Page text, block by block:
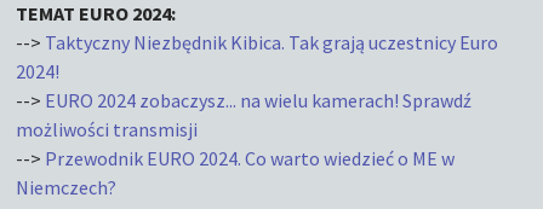
TEMAT EURO 2024:
--> Taktyczny Niezbędnik Kibica. Tak grają uczestnicy Euro
2024!
--> EURO 2024 zobaczysz... na wielu kamerach! Sprawdź
możliwości transmisji
--> Przewodnik EURO 2024. Co warto wiedzieć o ME w
Niemczech?